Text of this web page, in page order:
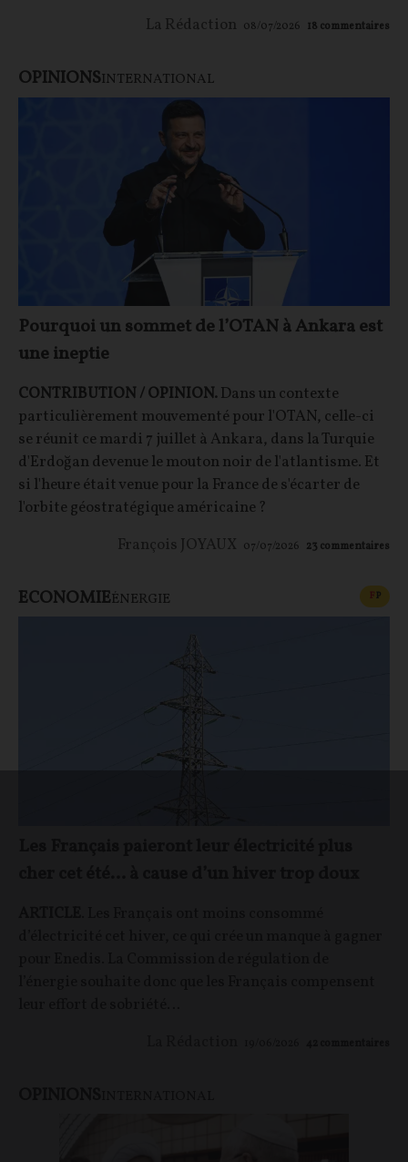
La Rédaction 08/07/2026 18 commentaires
OPINIONSINTERNATIONAL
Pourquoi un sommet de l’OTAN à Ankara est
une ineptie
CONTRIBUTION / OPINION.Dans un contexte
particulièrement mouvementé pour l'OTAN, celle-ci
se réunit ce mardi 7 juillet à Ankara, dans la Turquie
d'Erdoğan devenue le mouton noir de l'atlantisme. Et
si l'heure était venue pour la France de s'écarter de
l'orbite géostratégique américaine ?
François JOYAUX 07/07/2026 23 commentaires
ECONOMIEÉNERGIE FP